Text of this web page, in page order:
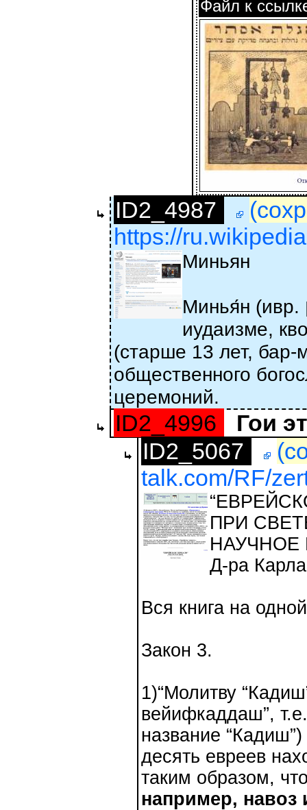
Файл к
ID2_4987
https://
Миньян
Минья́н (ивр. ‏מִנְיָן‏‎ — счёт, подсчёт, число) — в
иудаизме,
(старше 13 лет,
общественного
церемоний.
ID2_4996
Гои
ID2_5067
talk.com/RF/
ПРИ
НАУЧНОЕ
Д-ра
Вся книга на
Закон 3.
1)“Молитву
вейифкаддаш”,
название
десять евреев
таким образом,
например, навоз